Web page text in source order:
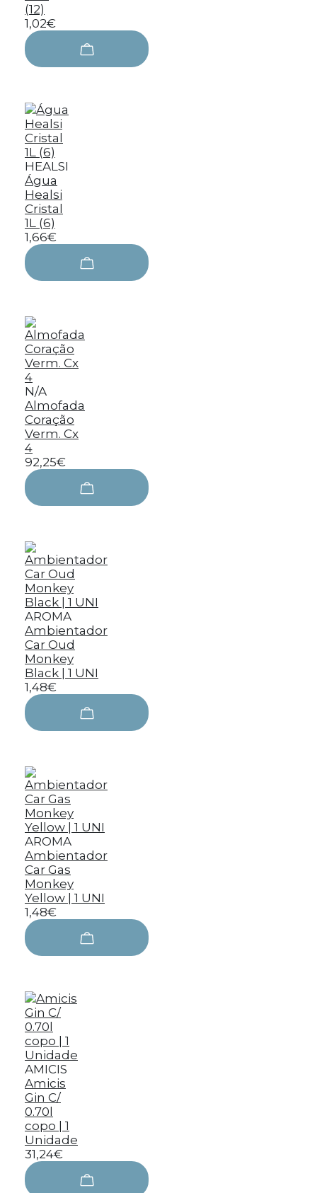
(12)
1,02€
HEALSI
Água
Healsi
Cristal
1L (6)
1,66€
N/A
Almofada
Coração
Verm. Cx
4
92,25€
AROMA
Ambientador
Car Oud
Monkey
Black | 1 UNI
1,48€
AROMA
Ambientador
Car Gas
Monkey
Yellow | 1 UNI
1,48€
AMICIS
Amicis
Gin C/
0.70l
copo | 1
Unidade
31,24€